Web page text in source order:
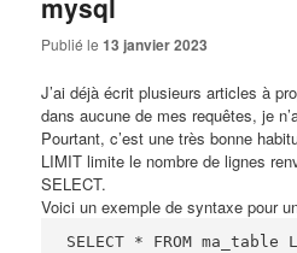
mysql
Publié le13 janvier 2023
J’ai déjà écrit plusieurs articles à
dans aucune de mes requêtes, je
Pourtant, c’est une très bonne
LIMIT limite le nombre de lignes
SELECT.
Voici un exemple de syntaxe pour
SELECT * FROM ma_table